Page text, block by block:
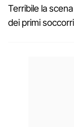
Terribile la
dei primi